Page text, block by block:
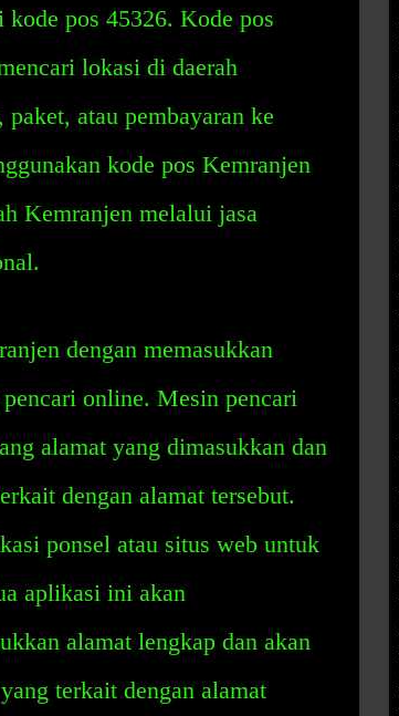
pos 45326. Kode pos
lokasi di daerah
atau pembayaran ke
kode pos Kemranjen
Kemranjen melalui jasa
dengan memasukkan
online. Mesin pencari
alamat yang dimasukkan dan
dengan alamat tersebut.
ponsel atau situs web untuk
aplikasi ini akan
alamat lengkap dan akan
terkait dengan alamat